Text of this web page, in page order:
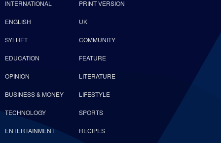
INTERNATIONAL PRINT VERSION
ENGLISH UK
SYLHET COMMUNITY
EDUCATION FEATURE
OPINION LITERATURE
BUSINESS & MONEY LIFESTYLE
TECHNOLOGY SPORTS
ENTERTAINMENT RECIPES